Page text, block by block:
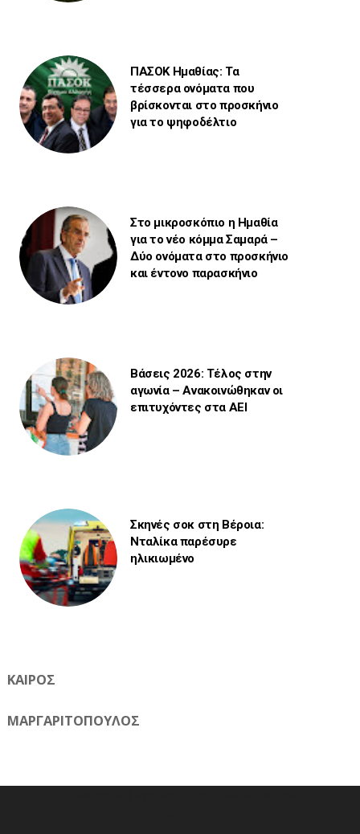
ΠΑΣΟΚ Ημαθίας: Τα
τέσσερα ονόματα που
βρίσκονται στο προσκήνιο
για το ψηφοδέλτιο
Στο μικροσκόπιο η Ημαθία
για το νέο κόμμα Σαμαρά –
Δύο ονόματα στο προσκήνιο
και έντονο παρασκήνιο
Βάσεις 2026: Τέλος στην
αγωνία – Ανακοινώθηκαν οι
επιτυχόντες στα ΑΕΙ
Σκηνές σοκ στη Βέροια:
Νταλίκα παρέσυρε
ηλικιωμένο
ΚΑΙΡΟΣ
ΜΑΡΓΑΡΙΤΟΠΟΥΛΟΣ